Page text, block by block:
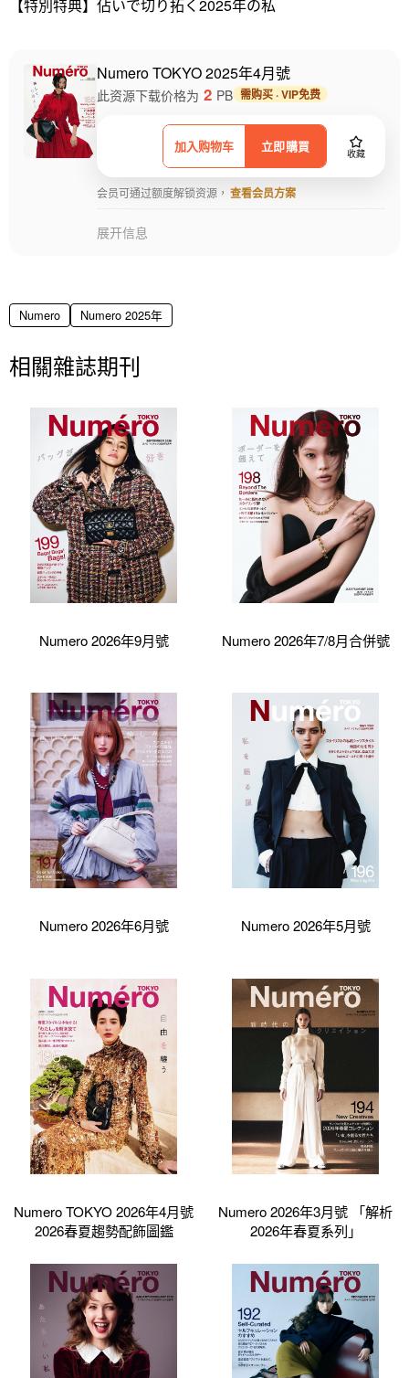
【特別特典】佔いで切り拓く2025年の私
Numero TOKYO 2025年4月號
加入购物车 立即購買 收藏
此资源下载价格为 2 PB 需购买 · VIP免费
会员可通过额度解锁资源， 查看会员方案
展开信息
Numero Numero 2025年
相關雜誌期刊
Numero 2026年9月號 Numero 2026年7/8月合併號
Numero 2026年6月號 Numero 2026年5月號
Numero TOKYO 2026年4月號
2026春夏趨勢配飾圖鑑
Numero 2026年3月號 「解析
2026年春夏系列」